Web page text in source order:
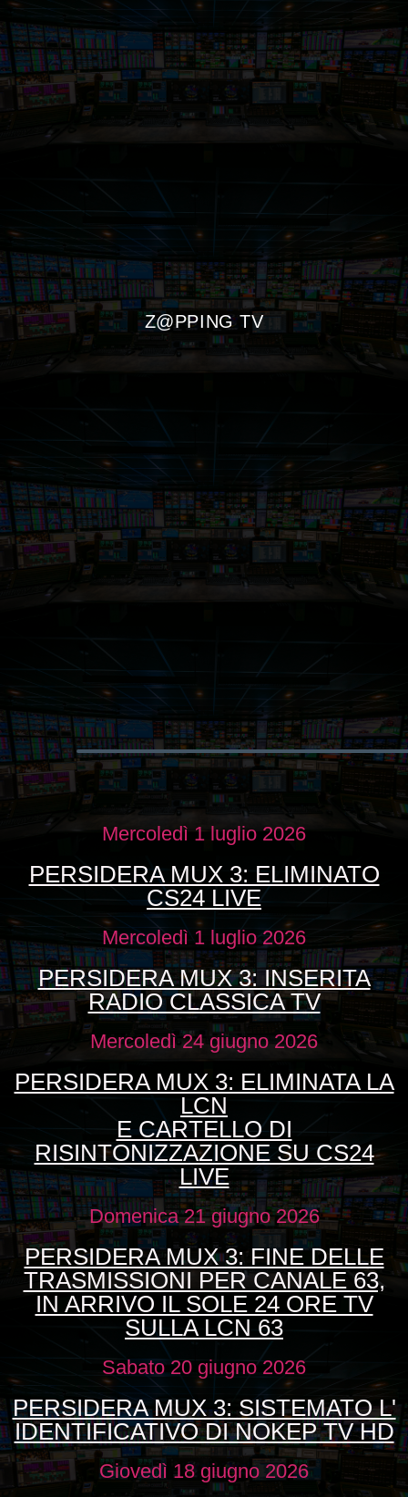
Z@PPING TV
Mercoledì 1 luglio 2026
PERSIDERA MUX 3: ELIMINATO
CS24 LIVE
Mercoledì 1 luglio 2026
PERSIDERA MUX 3: INSERITA
RADIO CLASSICA TV
Mercoledì 24 giugno 2026
PERSIDERA MUX 3: ELIMINATA LA
LCN
E CARTELLO DI
RISINTONIZZAZIONE SU CS24
LIVE
Domenica 21 giugno 2026
PERSIDERA MUX 3: FINE DELLE
TRASMISSIONI PER CANALE 63,
IN ARRIVO IL SOLE 24 ORE TV
SULLA LCN 63
Sabato 20 giugno 2026
PERSIDERA MUX 3: SISTEMATO L'
IDENTIFICATIVO DI NOKEP TV HD
Giovedì 18 giugno 2026